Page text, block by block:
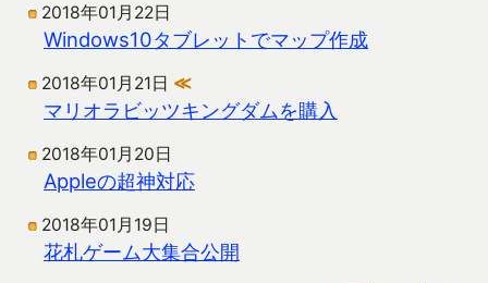
2018年01月22日
Windows10タブレットでマップ作成
2018年01月21日 ≪
マリオラビッツキングダムを購入
2018年01月20日
Appleの超神対応
2018年01月19日
花札ゲーム大集合公開